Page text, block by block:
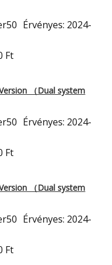
Érvényes: 2024-
Ft
（Dual system
Érvényes: 2024-
Ft
（Dual system
Érvényes: 2024-
Ft